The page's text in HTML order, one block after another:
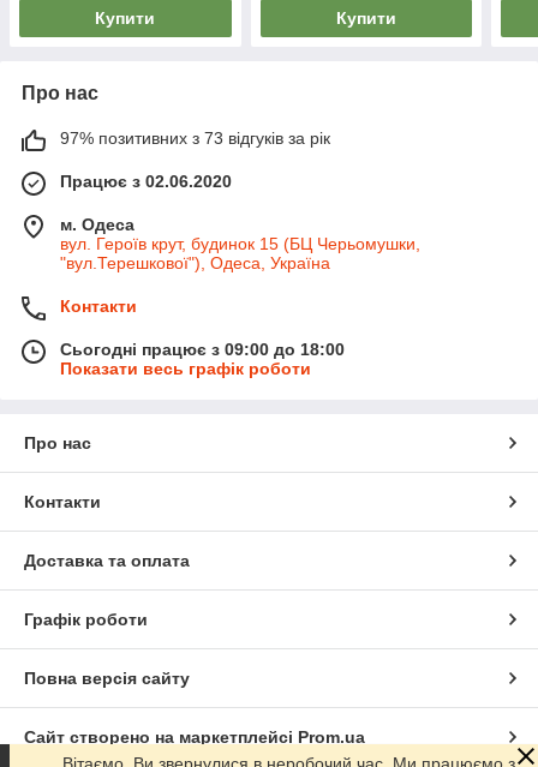
Купити Купити
Про нас
97% позитивних з 73 відгуків за рік
Працює з 02.06.2020
м. Одеса
вул. Героїв крут, будинок 15 (БЦ Черьомушки,
"вул.Терешкової"), Одеса, Україна
Контакти
Сьогодні працює з 09:00 до 18:00
Показати весь графік роботи
Про нас
Контакти
Доставка та оплата
Графік роботи
Повна версія сайту
Сайт створено на маркетплейсі Prom.ua